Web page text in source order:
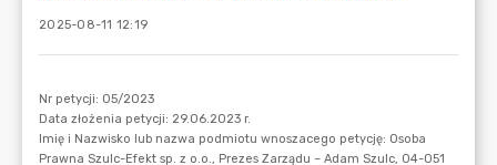
2025-08-11 12:19